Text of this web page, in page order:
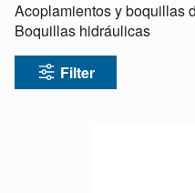
Acoplamientos y boquillas
Boquillas hidráulicas
Filter